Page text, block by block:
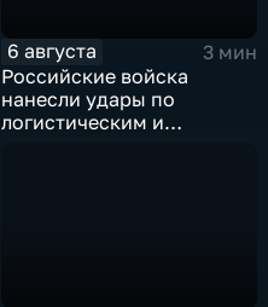
6 августа
3 мин
Российские войска
нанесли удары по
логистическим и